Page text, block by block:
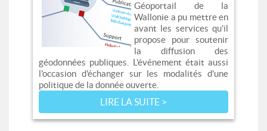
Géoportail de la
Wallonie a pu mettre en
avant les services qu'il
propose pour soutenir
la diffusion des
géodonnées publiques. L'événement était aussi
l'occasion d'échanger sur les modalités d'une
politique de la donnée ouverte.
LIRE LA SUITE >